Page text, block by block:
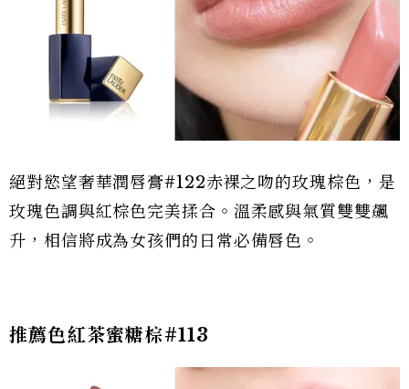
絕對慾望奢華潤唇膏#122赤裸之吻的玫瑰棕色，是
玫瑰色調與紅棕色完美揉合。溫柔感與氣質雙雙飆
升，相信將成為女孩們的日常必備唇色。
推薦色紅茶蜜糖棕#113